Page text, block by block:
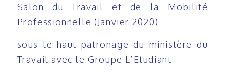
Salon du Travail et de la Mobilité
Professionnelle (Janvier 2020)
sous le haut patronage du ministère du
Travail avec le Groupe L’Etudiant